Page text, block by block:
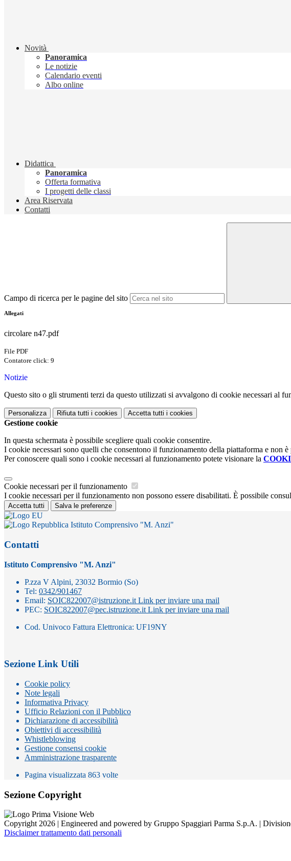
Novità
Panoramica
Le notizie
Calendario eventi
Albo online
Didattica
Panoramica
Offerta formativa
I progetti delle classi
Area Riservata
Contatti
Campo di ricerca per le pagine del sito
Allegati
circolare n47.pdf
File PDF
Contatore click: 9
Notizie
Questo sito o gli strumenti terzi da questo utilizzati si avvalgono di cookie necessari al
Personalizza Rifiuta tutti i cookies Accetta tutti i cookies
Gestione cookie
In questa schermata è possibile scegliere quali cookie consentire.
I cookie necessari sono quelli che consentono il funzionamento della piattaforma e non
Per conoscere quali sono i cookie necessari al funzionamento potete visionare la
Cookie necessari per il funzionamento
I cookie necessari per il funzionamento non possono essere disabilitati. È possibile
Accetta tutti Salva le preferenze
Istituto Comprensivo "M. Anzi"
Contatti
Istituto Comprensivo "M. Anzi"
P.zza V Alpini, 23032 Bormio (So)
Tel: 0342/901467
Email: SOIC822007@istruzione.it Link per inviare una mail
PEC: SOIC822007@pec.istruzione.it Link per inviare una mail
Cod. Univoco Fattura Elettronica: UF19NY
Sezione Link Utili
Cookie policy
Note legali
Informativa Privacy
Ufficio Relazioni con il Pubblico
Dichiarazione di accessibilità
Obiettivi di accessibilità
Whistleblowing
Gestione consensi cookie
Amministrazione trasparente
Pagina visualizzata 863 volte
Sezione Copyright
Copyright 2026 | Engineered and powered by Gruppo Spaggiari Parma S.p.A. |
Disclaimer trattamento dati personali